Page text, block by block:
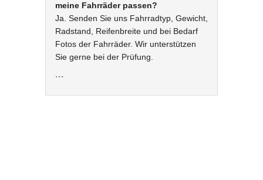
meine Fahrräder passen?
Ja. Senden Sie uns Fahrradtyp, Gewicht,
Radstand, Reifenbreite und bei Bedarf
Fotos der Fahrräder. Wir unterstützen
Sie gerne bei der Prüfung.
```